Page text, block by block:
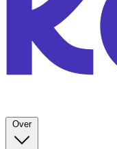
Over